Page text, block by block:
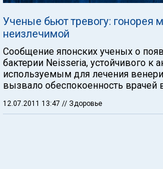
Ученые бьют тревогу: гонорея
неизлечимой
Сообщение японских ученых о
бактерии Neisseria, устойчивого к
используемым для лечения
вызвало обеспокоенность врачей
12.07.2011 13:47 // Здоровье